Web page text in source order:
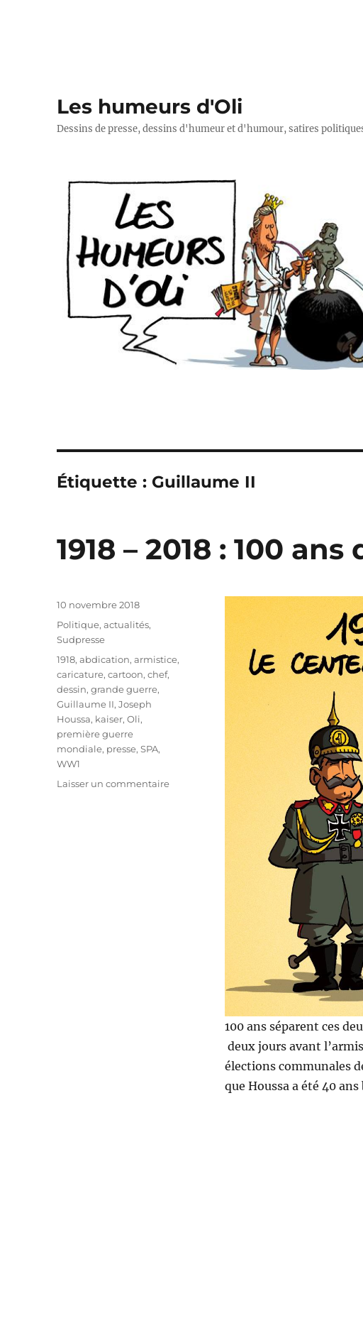
Les humeurs d'Oli
Dessins de presse, dessins d'humeur et d'humour, satires
Étiquette : Guillaume II
1918 – 2018 : 100
100 ans séparent ces
deux jours avant
élections communales
que Houssa a été 40
Publié
10 novembre 2018
Catégories
Politique, actualités,
Sudpresse
Étiquettes
1918,abdication,armistice,
caricature,cartoon,chef,
dessin,grande guerre,
Guillaume II,Joseph
Houssa, kaiser,Oli,
première guerre
mondiale, presse,SPA,
WW1
Laisser un commentairesur